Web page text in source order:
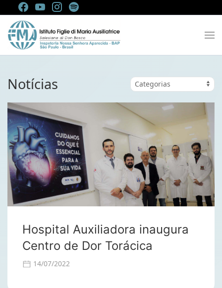
Notícias
Hospital Auxiliadora inaugura
Centro de Dor Torácica
14/07/2022